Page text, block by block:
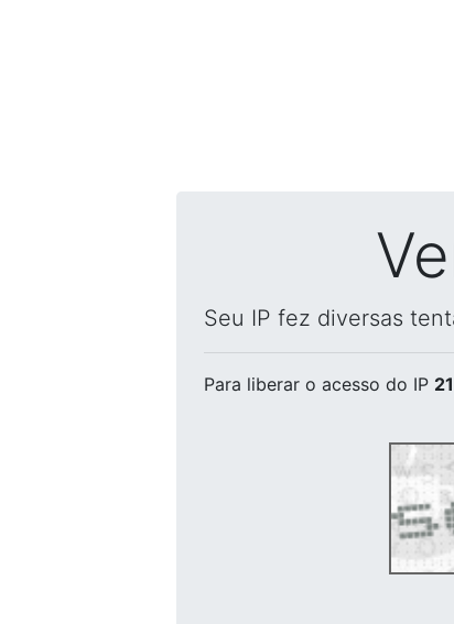
Seu IP fez diversas
Para liberar o acesso do IP